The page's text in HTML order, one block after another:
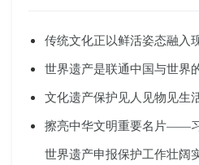
传统文化正以鲜活姿态融入
世界遗产是联通中国与世界
文化遗产保护见人见物见生
擦亮中华文明重要名片——
世界遗产申报保护工作壮阔